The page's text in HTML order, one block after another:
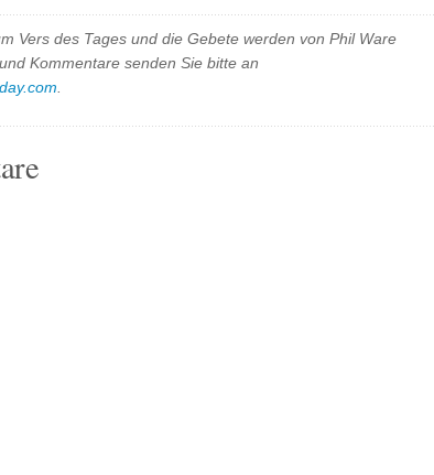
Vers des Tages und die Gebete werden von Phil Ware
Kommentare senden Sie bitte an